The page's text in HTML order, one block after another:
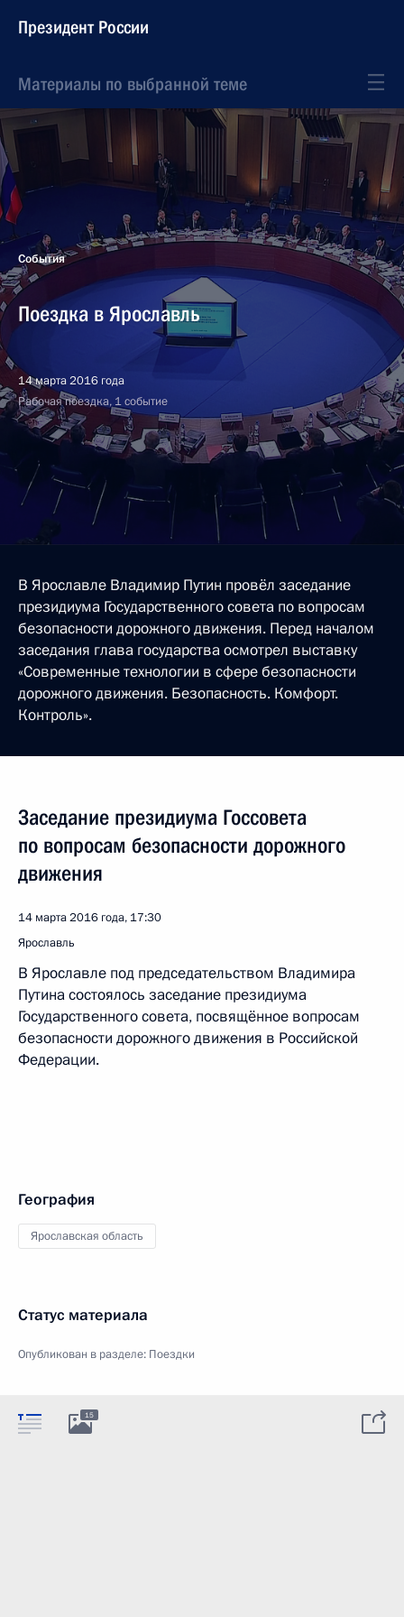
Президент России
Материалы по выбранной теме
События
Поездка в Ярославль
14 марта 2016 года
Рабочая поездка, 1 событие
В Ярославле Владимир Путин провёл заседание
президиума Государственного совета по вопросам
безопасности дорожного движения. Перед началом
заседания глава государства осмотрел выставку
«Современные технологии в сфере безопасности
дорожного движения. Безопасность. Комфорт.
Контроль».
Заседание президиума Госсовета
по вопросам безопасности дорожного
движения
14 марта 2016 года, 17:30
Ярославль
В Ярославле под председательством Владимира
Путина состоялось заседание президиума
Государственного совета, посвящённое вопросам
безопасности дорожного движения в Российской
Федерации.
География
Ярославская область
Статус материала
Опубликован в разделе: Поездки
15